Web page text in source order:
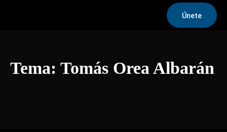
Únete
Tema: Tomás Orea Albarán